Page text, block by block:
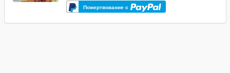
Пожертвование с